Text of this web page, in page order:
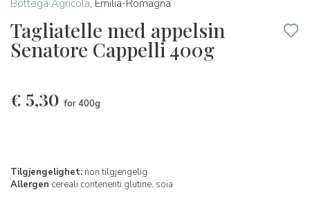
Bottega Agricola, Emilia-Romagna
Tagliatelle med appelsin
Senatore Cappelli 400g
€ 5,30 for 400g
Tilgjengelighet: non tilgjengelig
Allergen cereali contenenti glutine, soia